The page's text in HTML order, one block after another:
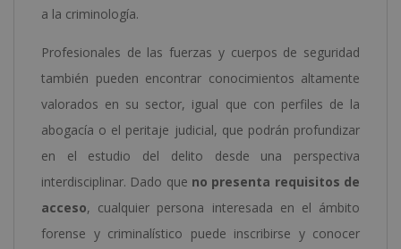
a la criminología.
Profesionales de las fuerzas y cuerpos de seguridad
también pueden encontrar conocimientos altamente
valorados en su sector, igual que con perfiles de la
abogacía o el peritaje judicial, que podrán profundizar
en el estudio del delito desde una perspectiva
interdisciplinar. Dado que no presenta requisitos de
acceso, cualquier persona interesada en el ámbito
forense y criminalístico puede inscribirse y conocer